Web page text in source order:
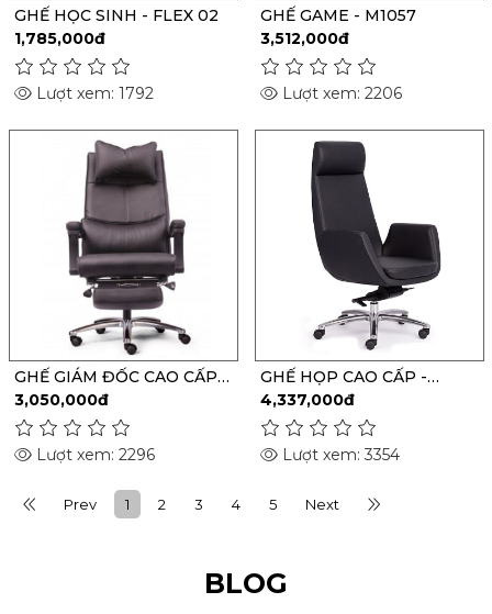
GHẾ HỌC SINH - FLEX 02
1,785,000đ
Lượt xem: 1792
GHẾ GAME - M1057
3,512,000đ
Lượt xem: 2206
GHẾ GIÁM ĐỐC CAO CẤP
M1058 - 01
3,050,000đ
Lượt xem: 2296
GHẾ HỌP CAO CẤP -
M1079
4,337,000đ
Lượt xem: 3354
Prev 1 2 3 4 5 Next
BLOG